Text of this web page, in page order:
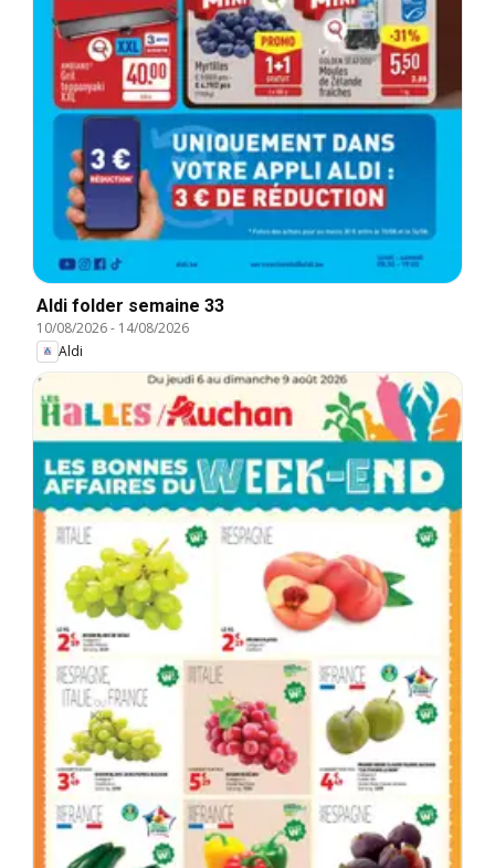
Aldi folder semaine 33
10/08/2026- 14/08/2026
Aldi